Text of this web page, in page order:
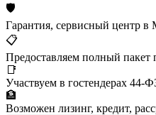
🛡
Гарантия, сервисный центр
📋
Предоставляем полный
📑
Участвуем в гостендерах 44-
🏦
Возможен лизинг, кредит,